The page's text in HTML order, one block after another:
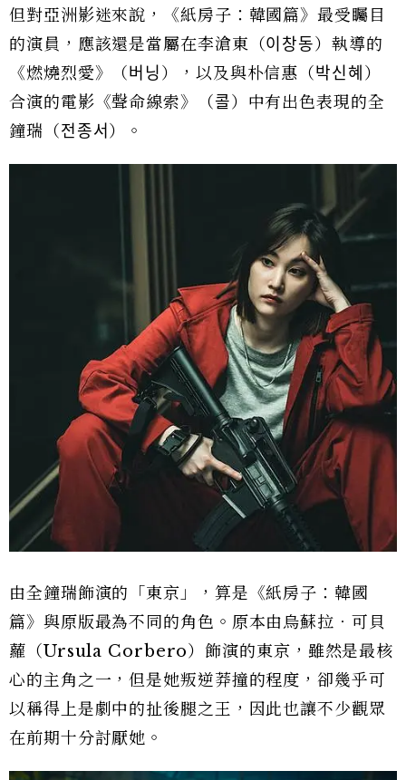
但對亞洲影迷來說，《紙房子：韓國篇》最受矚目
的演員，應該還是當屬在李滄東（이창동）執導的
《燃燒烈愛》（버닝），以及與朴信惠（박신혜）
合演的電影《聲命線索》（콜）中有出色表現的全
鐘瑞（전종서）。
由全鐘瑞飾演的「東京」，算是《紙房子：韓國
篇》與原版最為不同的角色。原本由烏蘇拉．可貝
蘿（Ursula Corbero）飾演的東京，雖然是最核
心的主角之一，但是她叛逆莽撞的程度，卻幾乎可
以稱得上是劇中的扯後腿之王，因此也讓不少觀眾
在前期十分討厭她。